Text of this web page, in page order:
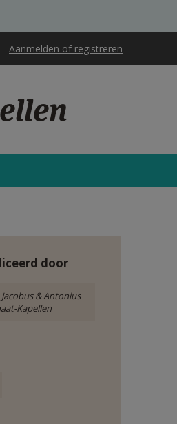
Aanmelden of registreren
door
Jacobus & Antonius
Kapellen